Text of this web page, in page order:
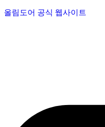
올림도어 공식 웹사이트